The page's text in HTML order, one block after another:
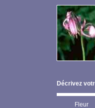
Décrivez
Fleur